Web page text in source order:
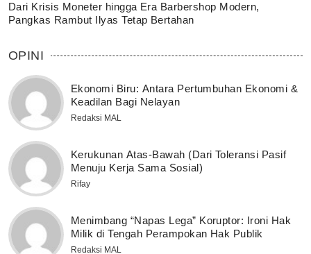
Dari Krisis Moneter hingga Era Barbershop Modern,
Pangkas Rambut Ilyas Tetap Bertahan
OPINI
Ekonomi Biru: Antara Pertumbuhan Ekonomi &
Keadilan Bagi Nelayan
Redaksi MAL
Kerukunan Atas-Bawah (Dari Toleransi Pasif
Menuju Kerja Sama Sosial)
Rifay
Menimbang “Napas Lega” Koruptor: Ironi Hak
Milik di Tengah Perampokan Hak Publik
Redaksi MAL